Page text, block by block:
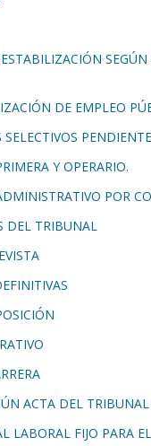
DE EMPLEO
Y OPERARIO.
POR
DEL TRIBUNAL
ACTA DEL
LABORAL FIJO PARA